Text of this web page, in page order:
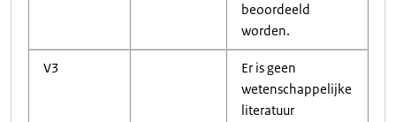
beoordeeld
worden.
V3
Er is geen
wetenschappelijke
literatuur